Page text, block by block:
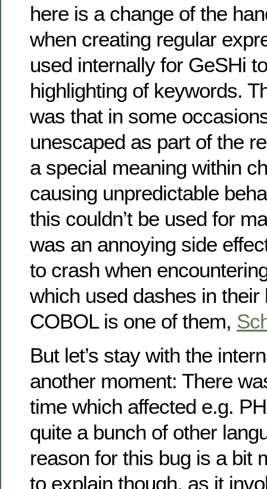
here is a change of the
when creating regular
used internally for GeSHi
highlighting of keywords.
was that in some
unescaped as part of the
a special meaning within
causing unpredictable
this couldn’t be used for
was an annoying side
to crash when
which used dashes in their
COBOL is one of them,
But let’s stay with the
another moment: There
time which affected e.g.
quite a bunch of other
reason for this bug is a bit
to explain though, as it